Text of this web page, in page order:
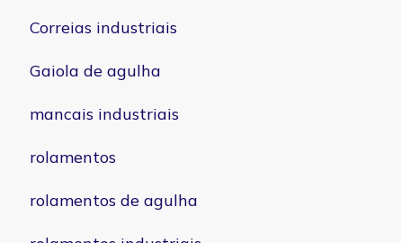
Correias industriais
Gaiola de agulha
mancais industriais
rolamentos
rolamentos de agulha